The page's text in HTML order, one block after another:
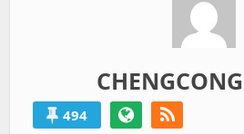
CHENGCONG
494